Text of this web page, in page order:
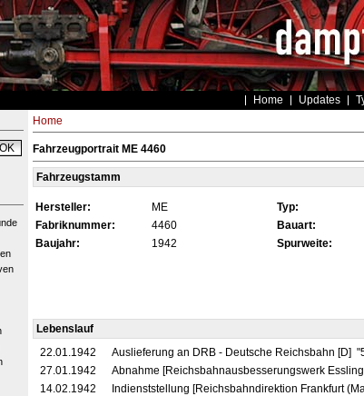
Home Updates
Home
Fahrzeugportrait ME 4460
Fahrzeugstamm
Hersteller: ME Typ:
Fabriknummer:
4460 Bauart:
Baujahr:
1942 Spurweite:
Lebenslauf
22.01.1942
Auslieferung an DRB - Deutsche Reichsbahn [D]
27.01.1942
Abnahme [Reichsbahnausbesserungswerk
14.02.1942
Indienststellung [Reichsbahndirektion Frankfurt